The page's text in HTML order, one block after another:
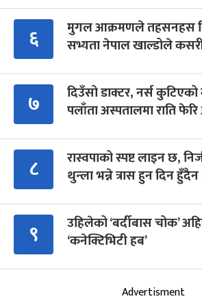
६
मुगल आक्रमणले तहसनहस
सभ्यता नेपाल खाल्डोले
७
दिउँसो डाक्टर, नर्स
पलाँता अस्पतालमा राति
८
रास्वपाको स्पष्ट लाइन छ,
थुन्ला भन्ने त्रास हुन दिन
९
उहिलेको ‘बर्दीबास चोक’
‘कनेक्टिभिटी हब’
Advertisment